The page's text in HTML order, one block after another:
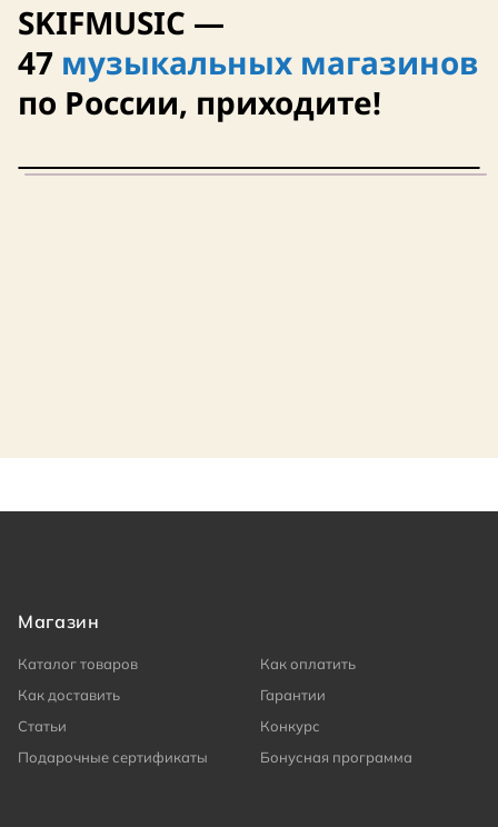
SKIFMUSIC —
47 музыкальных магазинов
по России, приходите!
Магазин
Каталог товаров
Как оплатить
Как доставить
Гарантии
Статьи
Конкурс
Подарочные сертификаты
Бонусная программа